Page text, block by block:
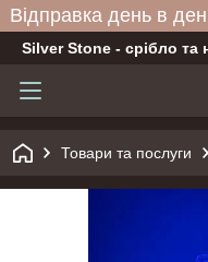
Відправка день в
Silver Stone - срібло та
Товари та послуги